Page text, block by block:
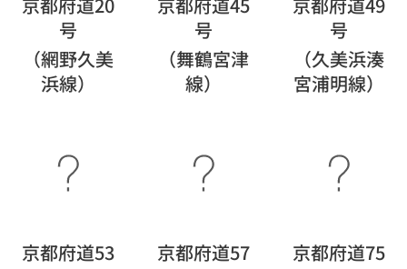
号
（網野久美
浜線）
号
（舞鶴宮津
線）
号
（久美浜湊
宮浦明線）
京都府道53
京都府道57
京都府道75